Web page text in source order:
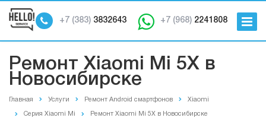
+7 (968) 2241808
+7 (383) 3832643
Ремонт Xiaomi Mi 5X в
Новосибирске
Главная Услуги Ремонт Android смартфонов Xiaomi
Серия Xiaomi Mi Ремонт Xiaomi Mi 5X в Новосибирске